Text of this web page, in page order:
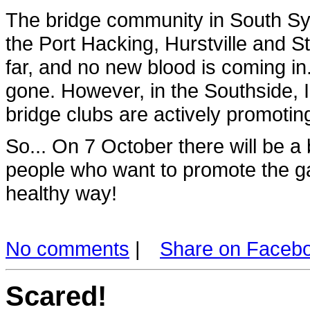
The bridge community in South
the Port Hacking, Hurstville and
far, and no new blood is coming
gone. However, in the
bridge clubs are actively
So... On 7 October there will be
people who want to promote the
healthy way!
No comments | Share on
Scared!